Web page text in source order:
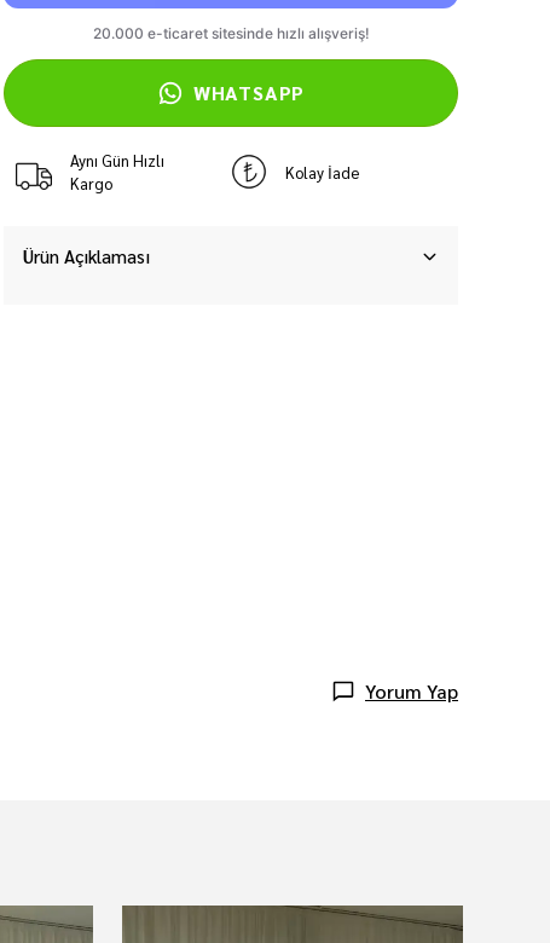
WHATSAPP
Aynı Gün Hızlı
Kargo
Kolay İade
Ürün Açıklaması
Yorum Yap